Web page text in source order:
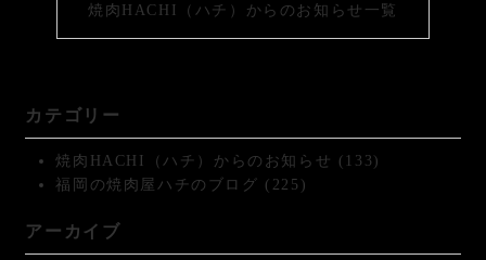
焼肉HACHI（ハチ）からのお知らせ一覧
カテゴリー
焼肉HACHI（ハチ）からのお知らせ (133)
福岡の焼肉屋ハチのブログ (225)
アーカイブ